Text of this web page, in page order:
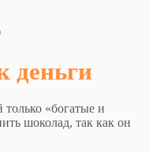
деньги
«богатые и
шоколад, так как он